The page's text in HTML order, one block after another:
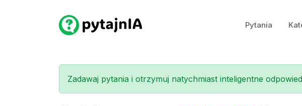
Pytania
Zadawaj pytania i otrzymuj natychmiast inteligentne